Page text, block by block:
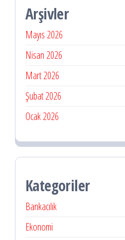
Arşivler
Mayıs 2026
Nisan 2026
Mart 2026
Şubat 2026
Ocak 2026
Kategoriler
Bankacılık
Ekonomi